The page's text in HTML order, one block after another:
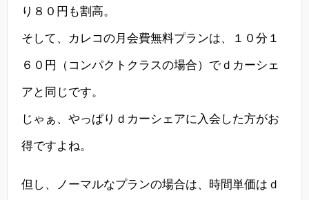
り８０円も割高。
そして、カレコの月会費無料プランは、１０分１
６０円（コンパクトクラスの場合）でｄカーシェ
アと同じです。
じゃぁ、やっぱりｄカーシェアに入会した方がお
得ですよね。
但し、ノーマルなプランの場合は、時間単価はｄ